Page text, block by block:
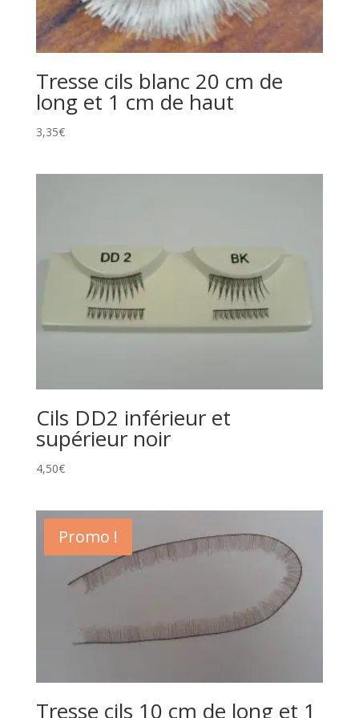
Tresse cils blanc 20 cm de
long et 1 cm de haut
3,35€
Cils DD2 inférieur et
supérieur noir
4,50€
Promo !
Tresse cils 10 cm de long et 1